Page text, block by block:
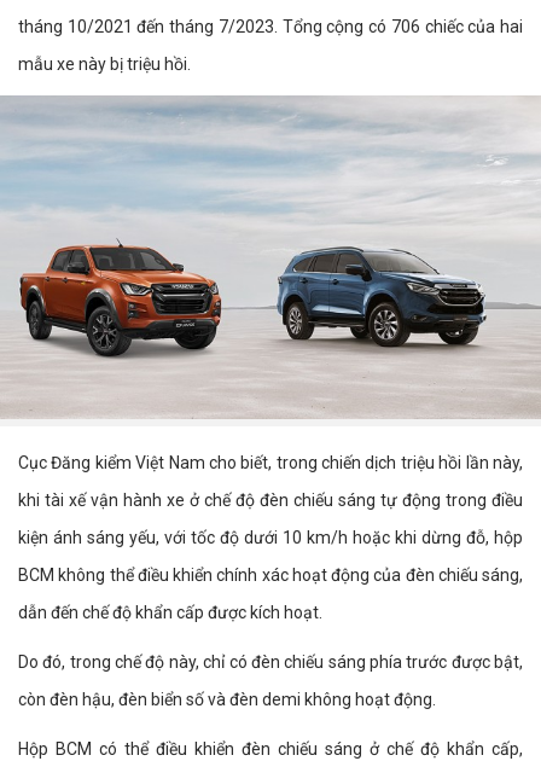
tháng 10/2021 đến tháng 7/2023. Tổng cộng có 706 chiếc của hai
mẫu xe này bị triệu hồi.
Cục Đăng kiểm Việt Nam cho biết, trong chiến dịch triệu hồi lần này,
khi tài xế vận hành xe ở chế độ đèn chiếu sáng tự động trong điều
kiện ánh sáng yếu, với tốc độ dưới 10 km/h hoặc khi dừng đỗ, hộp
BCM không thể điều khiển chính xác hoạt động của đèn chiếu sáng,
dẫn đến chế độ khẩn cấp được kích hoạt.
Do đó, trong chế độ này, chỉ có đèn chiếu sáng phía trước được bật,
còn đèn hậu, đèn biển số và đèn demi không hoạt động.
Hộp BCM có thể điều khiển đèn chiếu sáng ở chế độ khẩn cấp,